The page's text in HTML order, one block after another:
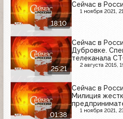
18:10
Сейчас в
1 ноября 2021,
25:21
Сейчас в
Дубровке.
телеканала
2 августа 2015,
01:38
Сейчас в
Милиция
1 ноября 2021,